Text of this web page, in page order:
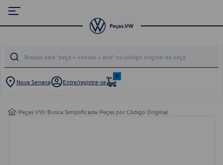
Nova Serrana Entre/registre-se
0
/Peças VW/Busca Simplificada/Peças por Código Original